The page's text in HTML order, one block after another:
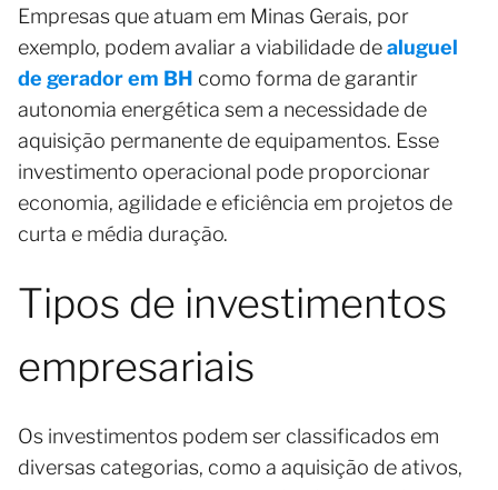
Empresas que atuam em Minas Gerais, por
exemplo, podem avaliar a viabilidade dealuguel
de gerador em BH como forma de garantir
autonomia energética sem a necessidade de
aquisição permanente de equipamentos. Esse
investimento operacional pode proporcionar
economia, agilidade e eficiência em projetos de
curta e média duração.
Tipos de investimentos
empresariais
Os investimentos podem ser classificados em
diversas categorias, como a aquisição de ativos,